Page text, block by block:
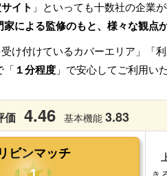
イト 」といっても十数社の企業
家による監修のもと、様々な観点
け付けているカバーエリア」「
「 １分程度 」で安心してご利用い